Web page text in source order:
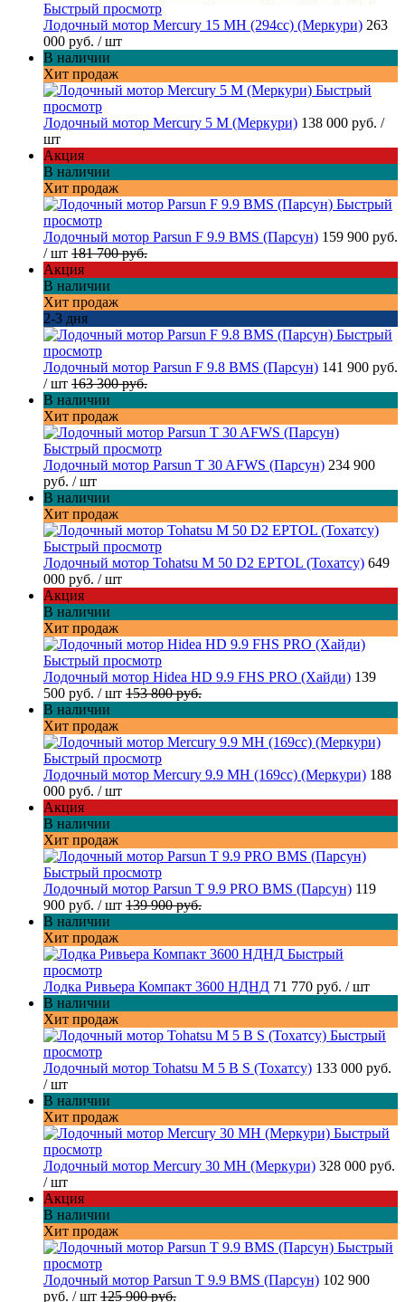
Быстрый просмотр
Лодочный мотор Mercury 15 MH (294cc) (Меркури) 263
000 руб. / шт
В наличии
Хит продаж
Быстрый
просмотр
Лодочный мотор Mercury 5 M (Меркури) 138 000 руб. /
шт
Акция
В наличии
Хит продаж
Быстрый
просмотр
Лодочный мотор Parsun F 9.9 BMS (Парсун) 159 900 руб.
/ шт 181 700 руб.
Акция
В наличии
Хит продаж
2-3 дня
Быстрый
просмотр
Лодочный мотор Parsun F 9.8 BMS (Парсун) 141 900 руб.
/ шт 163 300 руб.
В наличии
Хит продаж
Быстрый просмотр
Лодочный мотор Parsun T 30 AFWS (Парсун) 234 900
руб. / шт
В наличии
Хит продаж
Быстрый просмотр
Лодочный мотор Tohatsu M 50 D2 EPTOL (Тохатсу) 649
000 руб. / шт
Акция
В наличии
Хит продаж
Быстрый просмотр
Лодочный мотор Hidea HD 9.9 FHS PRO (Хайди) 139
500 руб. / шт 153 800 руб.
В наличии
Хит продаж
Быстрый просмотр
Лодочный мотор Mercury 9.9 MH (169cc) (Меркури) 188
000 руб. / шт
Акция
В наличии
Хит продаж
Быстрый просмотр
Лодочный мотор Parsun T 9.9 PRO BMS (Парсун) 119
900 руб. / шт 139 900 руб.
В наличии
Хит продаж
Быстрый
просмотр
Лодка Ривьера Компакт 3600 НДНД 71 770 руб. / шт
В наличии
Хит продаж
Быстрый
просмотр
Лодочный мотор Tohatsu M 5 B S (Тохатсу) 133 000 руб.
/ шт
В наличии
Хит продаж
Быстрый
просмотр
Лодочный мотор Mercury 30 MH (Меркури) 328 000 руб.
/ шт
Акция
В наличии
Хит продаж
Быстрый
просмотр
Лодочный мотор Parsun T 9.9 BMS (Парсун) 102 900
руб. / шт 125 900 руб.